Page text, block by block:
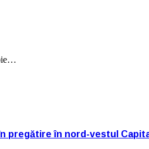
pregătire în nord-vestul